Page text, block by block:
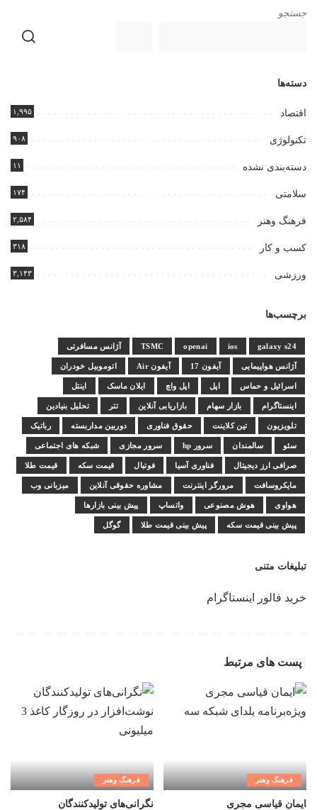
جستجو
دسته‌ها
اقتصاد ۱,۹۹۵
تکنولوژی ۹۰۸
دسته‌بندی نشده ۱۱
سلامتی ۱۷۴
فرهنگ وهنر ۲,۵۸۴
کسب و کار ۳۱۸
ورزشی ۳,۱۴۳
برچسب‌ها
galaxy s24
ios
openai
TSMC آژانس مسافرتی
آژانس هواپیمایی آیفون 17 آیفون Air اتوموبیل خودران
اسرائیل و حماس اپل اپل واچ ایلان ماسک اینتل
اینستاگرام بازار سهام بازاریابی آنلاین تتر تحلیل بنیادین
تلویزیون تین کلاینت حقوق فناوری دوربین مداربسته رباتیک
سئو سالمندان سرور hp سرور مجازی شبکه های اجتماعی
صرافی ارز دیجیتال فناوری آسیا فوتبال قیمت سکه قیمت طلا
مایکروسافت مرورگر اینترنت مشاوره حقوقی آنلاین میزبانی وب
هواوی هوش مصنوعی واتساپ پیش بینی بازارها
پیش بینی قیمت سکه پیش بینی قیمت طلا گوگل
تبلیغات متنی
خرید فالور اینستاگرام
پست های مرتبط
فرهنگ وهنر
ایمان قیاسی مجری
فرهنگ وهنر
نگرانی‌های تولیدکنندگان